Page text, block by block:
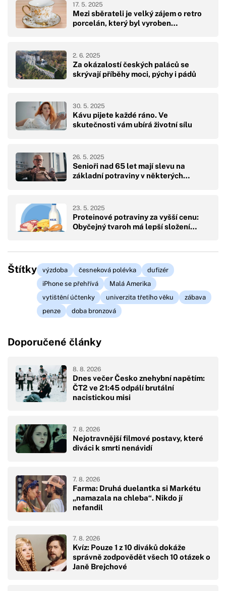
Mezi sběrateli je velký zájem o retro
porcelán, který byl vyroben…
17. 5. 2025
Za okázalostí českých paláců se
skrývají příběhy moci, pýchy i pádů
2. 6. 2025
Kávu pijete každé ráno. Ve
skutečnosti vám ubírá životní sílu
30. 5. 2025
Senioři nad 65 let mají slevu na
základní potraviny v některých…
26. 5. 2025
Proteinové potraviny za vyšší cenu:
Obyčejný tvaroh má lepší složení…
23. 5. 2025
Štítky výzdoba česneková polévka
dufizér
iPhone se přehřívá
Malá Amerika
vytištění účtenky
univerzita třetího věku
zábava
penze
doba bronzová
Doporučené články
Dnes večer Česko znehybní napětím:
ČT2 ve 21:45 odpálí brutální
nacistickou misi
8. 8. 2026
Nejotravnější filmové postavy, které
diváci k smrti nenávidí
7. 8. 2026
Farma: Druhá duelantka si Markétu
„namazala na chleba“. Nikdo jí
nefandil
7. 8. 2026
Kvíz: Pouze 1 z 10 diváků dokáže
správně zodpovědět všech 10 otázek o
Janě Brejchové
7. 8. 2026